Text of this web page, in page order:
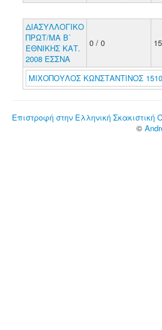
ΔΙΑΣΥΛΛΟΓΙΚΟ
ΠΡΩΤ/ΜΑ Β΄
ΕΘΝΙΚΗΣ ΚΑΤ.
2008 ΕΣΣΝΑ
0 / 0
ΜΙΧΟΠΟΥΛΟΣ ΚΩΝΣΤΑΝΤΙΝΟΣ 1510
Επιστροφή στην Ελληνική Σκακιστική
©